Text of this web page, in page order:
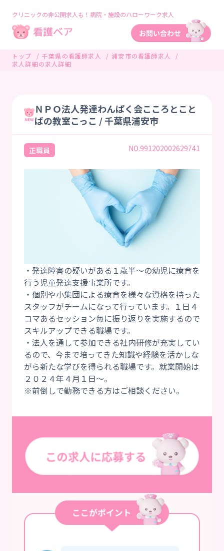
クリニックの非公開求人も！病院・施設のハローワーク求人
トップ 千葉県の看護師求人
浦安市の看護師求人
求人詳細の求人詳細
ＮＰＯ法人発達わんぱく会こころとこと
ばの教室こっこ / 千葉県浦安市
正職員 NO.991202002629741
・発達障害の疑いがある１歳半～の幼児に療育を
行う児童発達支援事業所です。
・個別や小集団による療育を様々な資格を持った
スタッフがチームになって行っています。１日４
コマあるセッション毎に振り返りを実施するので
スキルアップできる職場です。
・法人を通して参加できる社内研修が充実してい
るので、今まで培ってきた知識や経験を活かしな
がら新たな学びを得られる職場です。就業開始は
２０２４年４月１日～。